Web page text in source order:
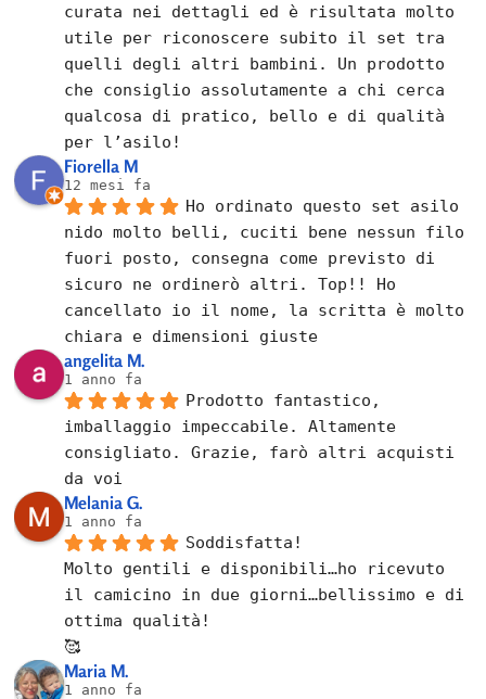
curata nei dettagli ed è risultata molto
utile per riconoscere subito il set tra
quelli degli altri bambini. Un prodotto
che consiglio assolutamente a chi cerca
qualcosa di pratico, bello e di qualità
per l’asilo!
Fiorella M
12 mesi fa
Ho ordinato questo set asilo
nido molto belli, cuciti bene nessun filo
fuori posto, consegna come previsto di
sicuro ne ordinerò altri. Top!! Ho
cancellato io il nome, la scritta è molto
chiara e dimensioni giuste
angelita M.
1 anno fa
Prodotto fantastico,
imballaggio impeccabile. Altamente
consigliato. Grazie, farò altri acquisti
da voi
Melania G.
1 anno fa
Soddisfatta!
Molto gentili e disponibili…ho ricevuto
il camicino in due giorni…bellissimo e di
ottima qualità!
🥰
Maria M.
1 anno fa